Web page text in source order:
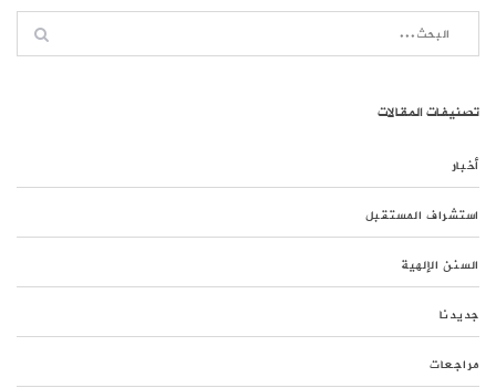
تصنيفات المقالات
أخبار
استشراف المستقبل
السنن الإلهية
جديدنا
مراجعات